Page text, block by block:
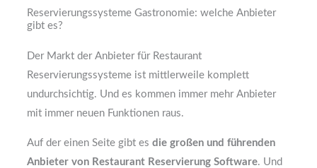
Reservierungssysteme Gastronomie: welche Anbieter
gibt es?
Der Markt der Anbieter für Restaurant
Reservierungssysteme ist mittlerweile komplett
undurchsichtig. Und es kommen immer mehr Anbieter
mit immer neuen Funktionen raus.
Auf der einen Seite gibt es die großen und führenden
Anbieter von Restaurant Reservierung Software. Und